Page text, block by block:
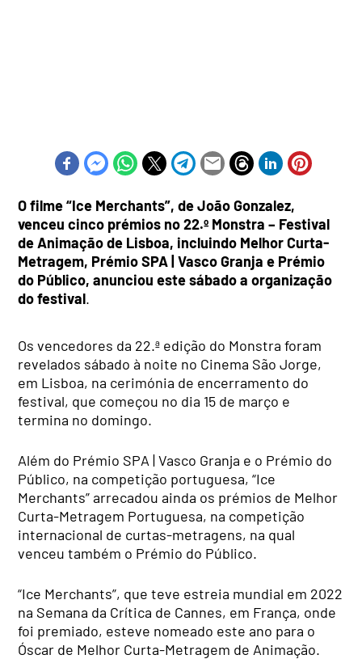
O filme “Ice Merchants”, de João Gonzalez,
venceu cinco prémios no 22.º Monstra – Festival
de Animação de Lisboa, incluindo Melhor Curta-
Metragem, Prémio SPA | Vasco Granja e Prémio
do Público, anunciou este sábado a organização
do festival.
Os vencedores da 22.ª edição do Monstra foram
revelados sábado à noite no Cinema São Jorge,
em Lisboa, na cerimónia de encerramento do
festival, que começou no dia 15 de março e
termina no domingo.
Além do Prémio SPA | Vasco Granja e o Prémio do
Público, na competição portuguesa, “Ice
Merchants” arrecadou ainda os prémios de Melhor
Curta-Metragem Portuguesa, na competição
internacional de curtas-metragens, na qual
venceu também o Prémio do Público.
“Ice Merchants”, que teve estreia mundial em 2022
na Semana da Crítica de Cannes, em França, onde
foi premiado, esteve nomeado este ano para o
Óscar de Melhor Curta-Metragem de Animação.